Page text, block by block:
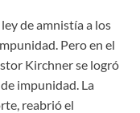
de amnistía a los
Pero en el
Kirchner se logró
impunidad. La
reabrió el